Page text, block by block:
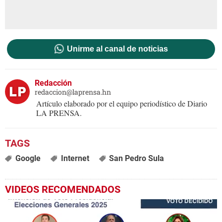
Unirme al canal de noticias
Redacción
redaccion@laprensa.hn
Artículo elaborado por el equipo periodístico de Diario
LA PRENSA.
Google Internet San Pedro Sula
VIDEOS RECOMENDADOS